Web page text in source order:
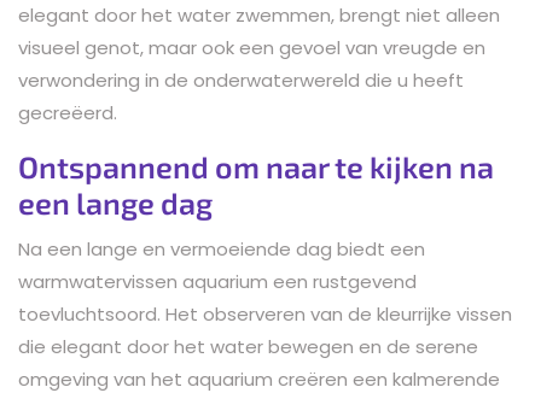
elegant door het water zwemmen, brengt niet alleen
visueel genot, maar ook een gevoel van vreugde en
verwondering in de onderwaterwereld die u heeft
gecreëerd.
Ontspannend om naar te kijken na
een lange dag
Na een lange en vermoeiende dag biedt een
warmwatervissen aquarium een rustgevend
toevluchtsoord. Het observeren van de kleurrijke vissen
die elegant door het water bewegen en de serene
omgeving van het aquarium creëren een kalmerende